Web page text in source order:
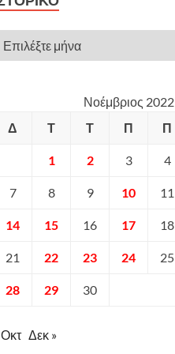
Νοέμβριος 2022
Δ
Τ Τ Π Π
1 2 3 4
7 8 9 10 11
14 15 16 17 18
21 22 23 24 25
28 29 30
Δεκ »